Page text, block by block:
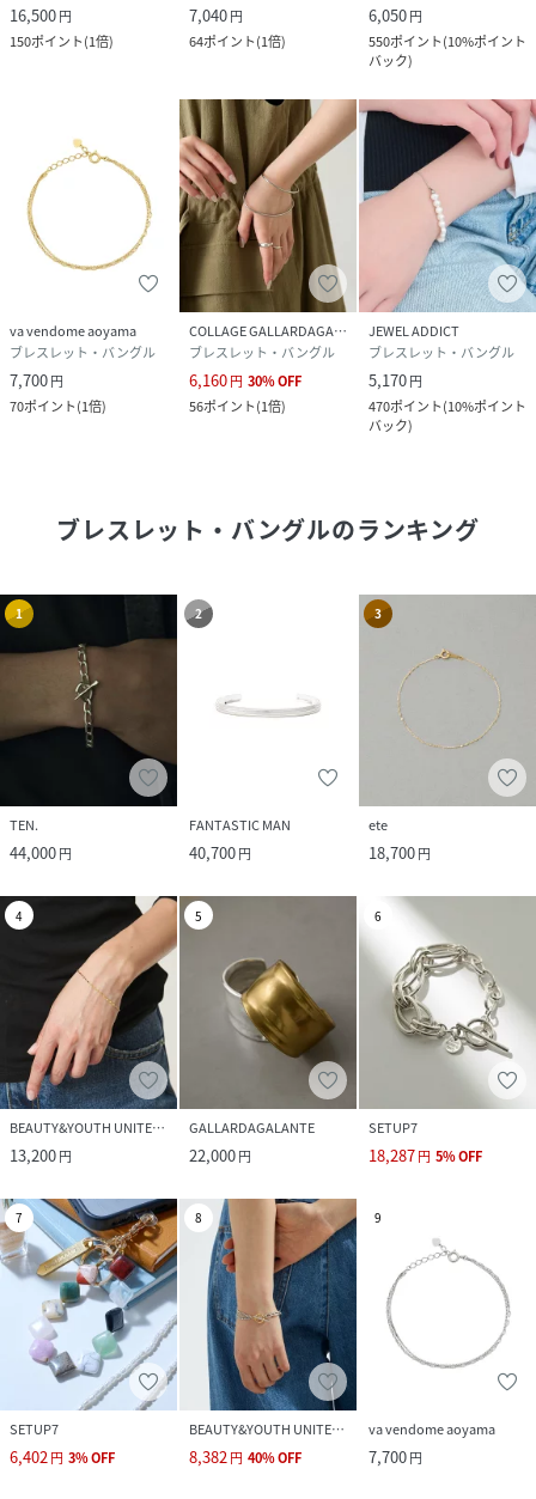
16,500円
150ポイント(1倍)
7,040円
64ポイント(1倍)
6,050円
550ポイント(10%ポイント
バック)
va vendome aoyama
ブレスレット・バングル
7,700円
70ポイント(1倍)
COLLAGE GALLARDAGALANTE
ブレスレット・バングル
6,160円 30%OFF
56ポイント(1倍)
JEWEL ADDICT
ブレスレット・バングル
5,170円
470ポイント(10%ポイント
バック)
ブレスレット・バングルのランキング
1
TEN.
44,000円
2
FANTASTIC MAN
40,700円
3
ete
18,700円
4
BEAUTY&YOUTH UNITED ARROWS
13,200円
5
GALLARDAGALANTE
22,000円
6
SETUP7
18,287円 5%OFF
7
SETUP7
6,402円 3%OFF
8
BEAUTY&YOUTH UNITED ARROWS
8,382円 40%OFF
9
va vendome aoyama
7,700円